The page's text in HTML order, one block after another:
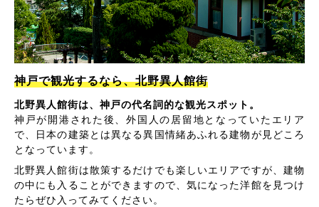
神戸で観光するなら、北野異人館街
北野異人館街は、神戸の代名詞的な観光スポット。
神戸が開港された後、外国人の居留地となっていたエリア
で、日本の建築とは異なる異国情緒あふれる建物が見どころ
となっています。
北野異人館街は散策するだけでも楽しいエリアですが、建物
の中にも入ることができますので、気になった洋館を見つけ
たらぜひ入ってみてください。